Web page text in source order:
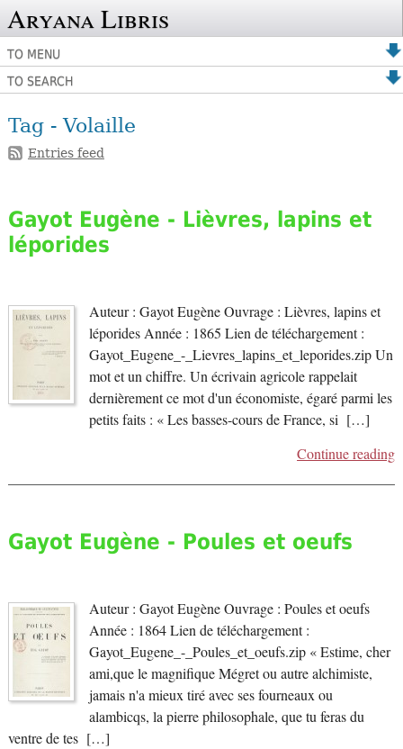
Aryana Libris
TO MENU
TO SEARCH
Tag - Volaille
Entries feed
Gayot Eugène - Lièvres, lapins et
léporides
Auteur : Gayot Eugène Ouvrage : Lièvres, lapins et
léporides Année : 1865 Lien de téléchargement :
Gayot_Eugene_-_Lievres_lapins_et_leporides.zip Un
mot et un chiffre. Un écrivain agricole rappelait
dernièrement ce mot d'un économiste, égaré parmi les
petits faits : « Les basses-cours de France, si […]
Continue reading
Gayot Eugène - Poules et oeufs
Auteur : Gayot Eugène Ouvrage : Poules et oeufs
Année : 1864 Lien de téléchargement :
Gayot_Eugene_-_Poules_et_oeufs.zip « Estime, cher
ami,que le magnifique Mégret ou autre alchimiste,
jamais n'a mieux tiré avec ses fourneaux ou
alambicqs, la pierre philosophale, que tu feras du
ventre de tes […]